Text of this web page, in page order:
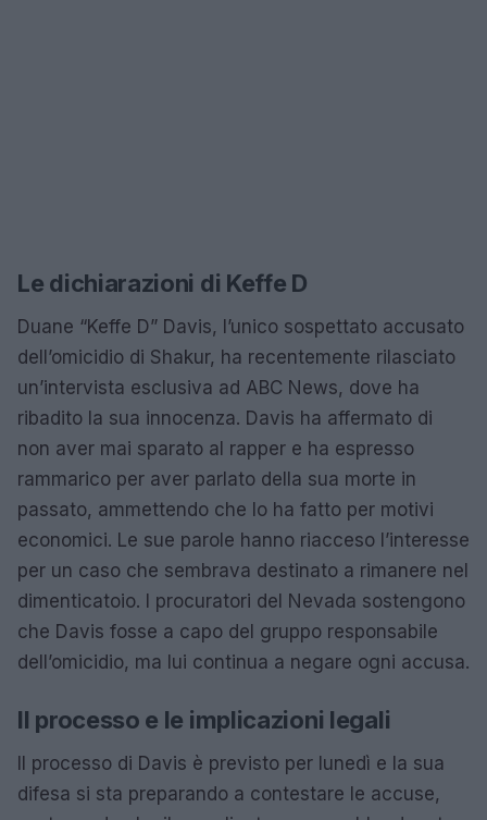
Le dichiarazioni di Keffe D
Duane “Keffe D” Davis, l’unico sospettato accusato
dell’omicidio di Shakur, ha recentemente rilasciato
un’intervista esclusiva ad ABC News, dove ha
ribadito la sua innocenza. Davis ha affermato di
non aver mai sparato al rapper e ha espresso
rammarico per aver parlato della sua morte in
passato, ammettendo che lo ha fatto per motivi
economici. Le sue parole hanno riacceso l’interesse
per un caso che sembrava destinato a rimanere nel
dimenticatoio. I procuratori del Nevada sostengono
che Davis fosse a capo del gruppo responsabile
dell’omicidio, ma lui continua a negare ogni accusa.
Il processo e le implicazioni legali
Il processo di Davis è previsto per lunedì e la sua
difesa si sta preparando a contestare le accuse,